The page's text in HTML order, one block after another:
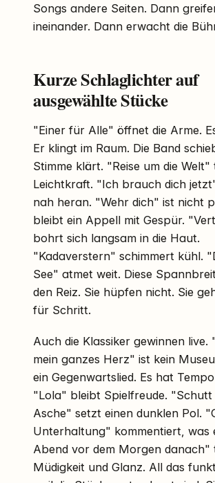
Songs andere Seiten. Dann
ineinander. Dann erwacht die
Kurze Schlaglichter auf
ausgewählte Stücke
"Einer für Alle" öffnet die Arme.
Er klingt im Raum. Die Band
Stimme klärt. "Reise um die
Leichtkraft. "Ich brauch dich
nah heran. "Wehr dich" ist nicht
bleibt ein Appell mit Gespür.
bohrt sich langsam in die Haut.
"Kadaverstern" schimmert kühl.
See" atmet weit. Diese
den Reiz. Sie hüpfen nicht. Sie
für Schritt.
Auch die Klassiker gewinnen live.
mein ganzes Herz" ist kein
ein Gegenwartslied. Es hat
"Lola" bleibt Spielfreude. "Schutt
Asche" setzt einen dunklen Pol.
Unterhaltung" kommentiert, was
Abend vor dem Morgen danach"
Müdigkeit und Glanz. All das